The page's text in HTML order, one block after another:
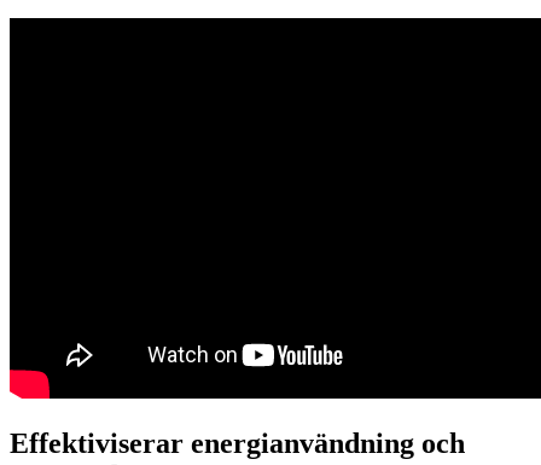
Effektiviserar energianvändning och